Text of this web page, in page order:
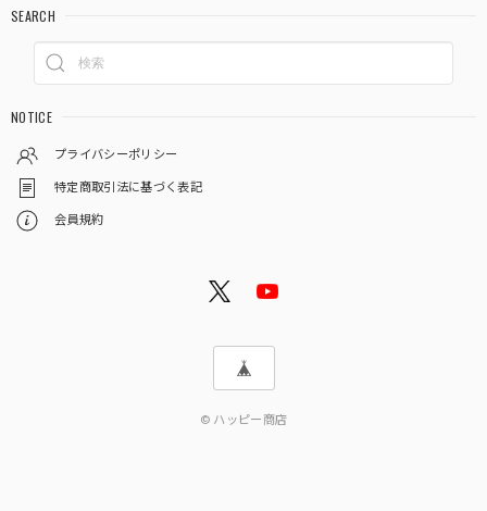
SEARCH
NOTICE
プライバシーポリシー
特定商取引法に基づく表記
会員規約
© ハッピー商店